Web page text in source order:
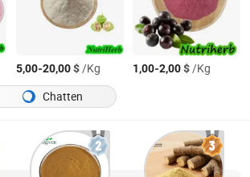
5,00-20,00$/Kg 1,00-2,00$/Kg
Chatten